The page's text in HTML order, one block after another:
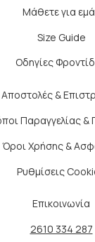
Μάθετε για
Size Guide
Οδηγίες
Αποστολές &
Παραγγελίας
Όροι Χρήσης &
Ρυθμίσεις
Επικοινωνία
2610 334 287